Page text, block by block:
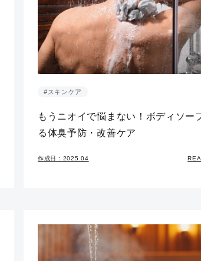
#スキンケア
もうニオイで悩まない！ボディソー
る体臭予防・改善ケア
作成日：2025.04